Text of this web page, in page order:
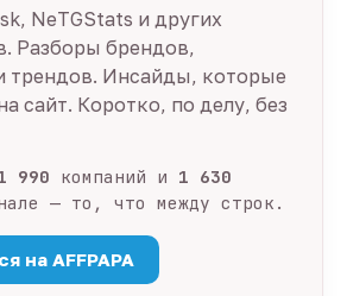
NeTGStats и других
Разборы брендов,
трендов. Инсайды, которые
сайт. Коротко, по делу, без
990 компаний и 1 630
— то, что между строк.
на AFFPAPA